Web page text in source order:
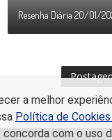
a melhor
Política de
concorda com o uso
Resenha Diária 20/01/